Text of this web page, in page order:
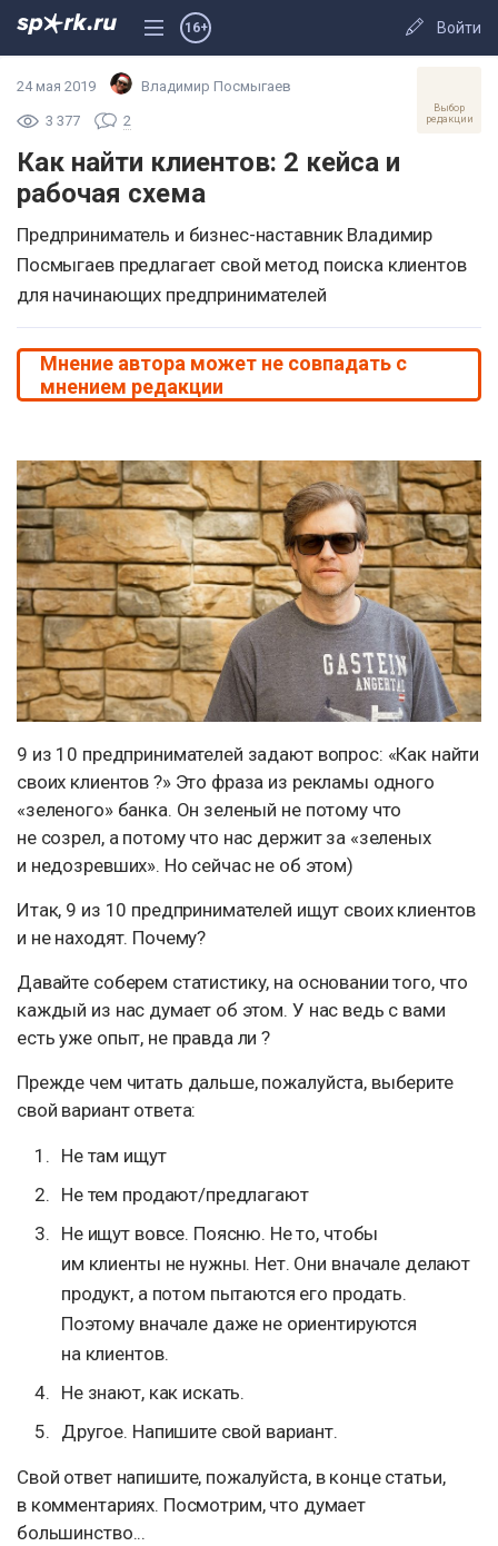
Войти
16+
Выбор
редакции
24 мая 2019 Владимир Посмыгаев
3 377 2
Как найти клиентов: 2 кейса и
рабочая схема
Предприниматель и бизнес-наставник Владимир
Посмыгаев предлагает свой метод поиска клиентов
для начинающих предпринимателей
Мнение автора может не совпадать с
мнением редакции
9 из 10 предпринимателей задают вопрос: «Как найти
своих клиентов ?» Это фраза из рекламы одного
«зеленого» банка. Он зеленый не потому что
не созрел, а потому что нас держит за «зеленых
и недозревших». Но сейчас не об этом)
Итак, 9 из 10 предпринимателей ищут своих клиентов
и не находят. Почему?
Давайте соберем статистику, на основании того, что
каждый из нас думает об этом. У нас ведь с вами
есть уже опыт, не правда ли ?
Прежде чем читать дальше, пожалуйста, выберите
свой вариант ответа:
Не там ищут
Не тем продают/предлагают
Не ищут вовсе. Поясню. Не то, чтобы
им клиенты не нужны. Нет. Они вначале делают
продукт, а потом пытаются его продать.
Поэтому вначале даже не ориентируются
на клиентов.
Не знают, как искать.
Другое. Напишите свой вариант.
Свой ответ напишите, пожалуйста, в конце статьи,
в комментариях. Посмотрим, что думает
большинство...